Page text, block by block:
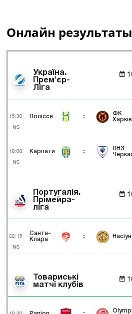
Онлайн результаты